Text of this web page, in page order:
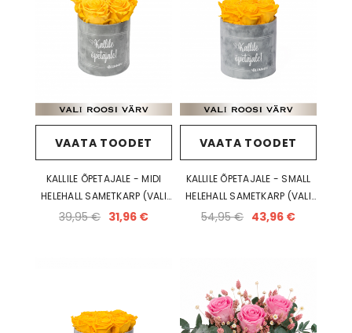
VAATA TOODET
KALLILE ÕPETAJALE - MIDI
HELEHALL SAMETKARP (VALI
ROOSI VÄRV)
39,95 € 31,96 €
VAATA TOODET
KALLILE ÕPETAJALE - SMALL
HELEHALL SAMETKARP (VALI
ROOSI VÄRV)
54,95 € 43,96 €